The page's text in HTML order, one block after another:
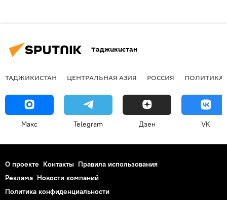
Таджикистан
ТАДЖИКИСТАН ЦЕНТРАЛЬНАЯ АЗИЯ РОССИЯ ПОЛИТИКА
Макс Telegram Дзен VK
О проекте Контакты Правила использования
Реклама Новости компаний
Политика конфиденциальности